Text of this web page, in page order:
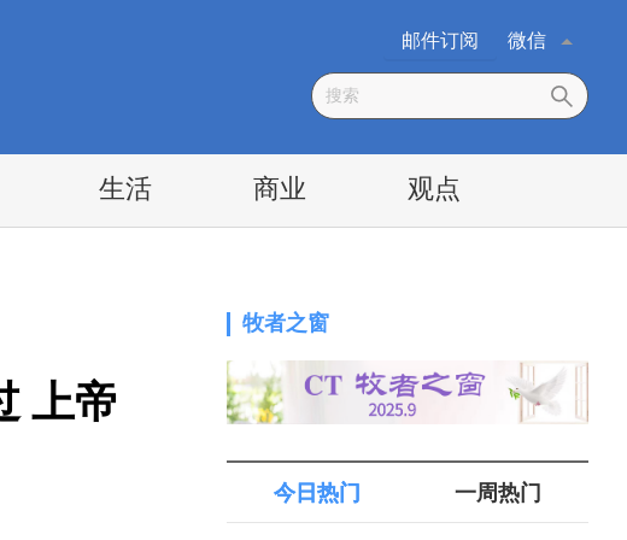
微信
邮件订阅
生活 商业 观点
上帝
牧者之窗
今日热门 一周热门